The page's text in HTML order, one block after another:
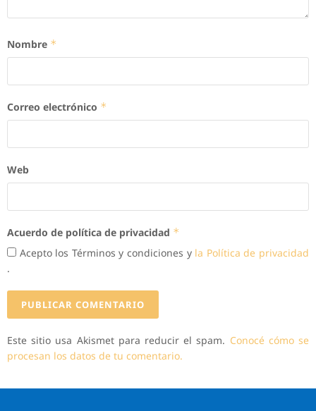
Nombre *
Correo electrónico *
Web
Acuerdo de política de privacidad *
Acepto los Términos y condiciones y la Política de privacidad
.
Este sitio usa Akismet para reducir el spam. Conocé cómo se
procesan los datos de tu comentario.